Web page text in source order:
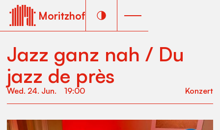
Moritzhof
Jazz ganz nah / Du
jazz de près
Wed. 24. Jun. 19:00 Konzert